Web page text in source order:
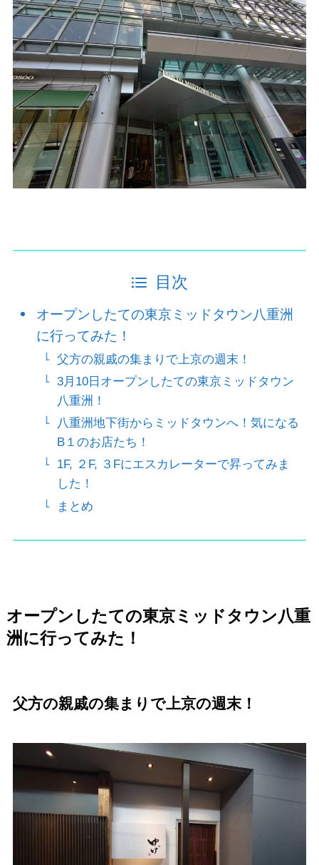
目次
オープンしたての東京ミッドタウン八重洲
に行ってみた！
父方の親戚の集まりで上京の週末！
3月10日オープンしたての東京ミッドタウン
八重洲！
八重洲地下街からミッドタウンへ！気になる
B１のお店たち！
1F, ２F, ３Fにエスカレーターで昇ってみま
した！
まとめ
オープンしたての東京ミッドタウン八重
洲に行ってみた！
父方の親戚の集まりで上京の週末！